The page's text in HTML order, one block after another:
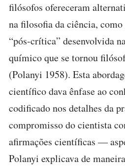
filósofos ofereceram
na filosofia da ciência,
“pós-crítica” desenvolvida
químico que se tornou
(Polanyi 1958). Esta
científico dava ênfase ao
codificado nos detalhes da
compromisso do cientista
afirmações científicas —
Polanyi explicava de